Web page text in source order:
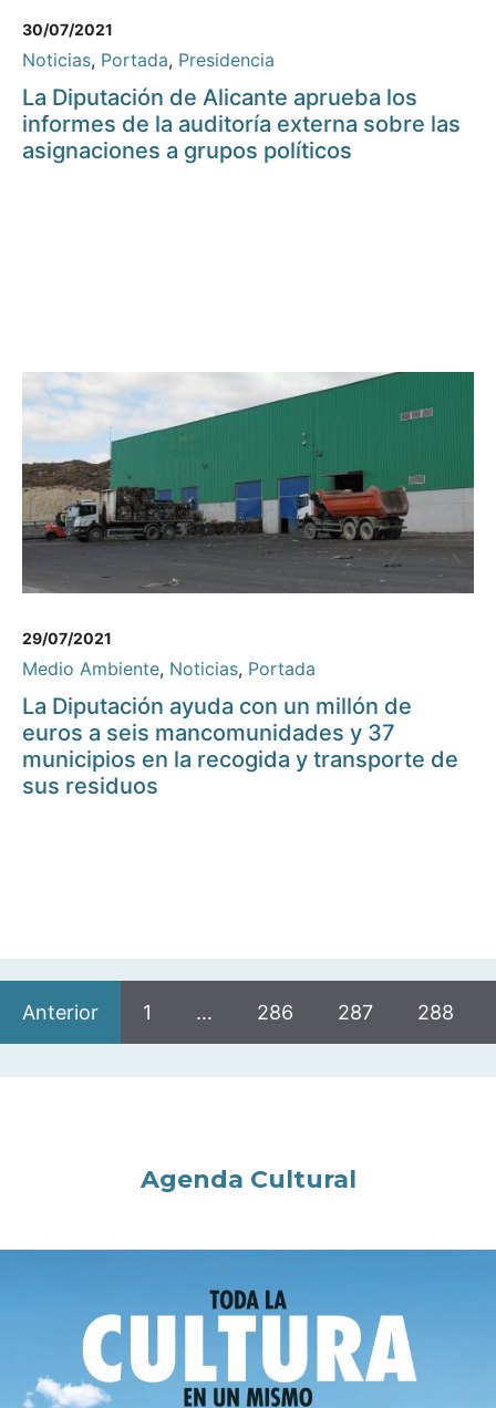
30/07/2021
Noticias, Portada, Presidencia
La Diputación de Alicante aprueba los
informes de la auditoría externa sobre las
asignaciones a grupos políticos
29/07/2021
Medio Ambiente, Noticias, Portada
La Diputación ayuda con un millón de
euros a seis mancomunidades y 37
municipios en la recogida y transporte de
sus residuos
Anterior 1 … 286 287 288
Agenda Cultural